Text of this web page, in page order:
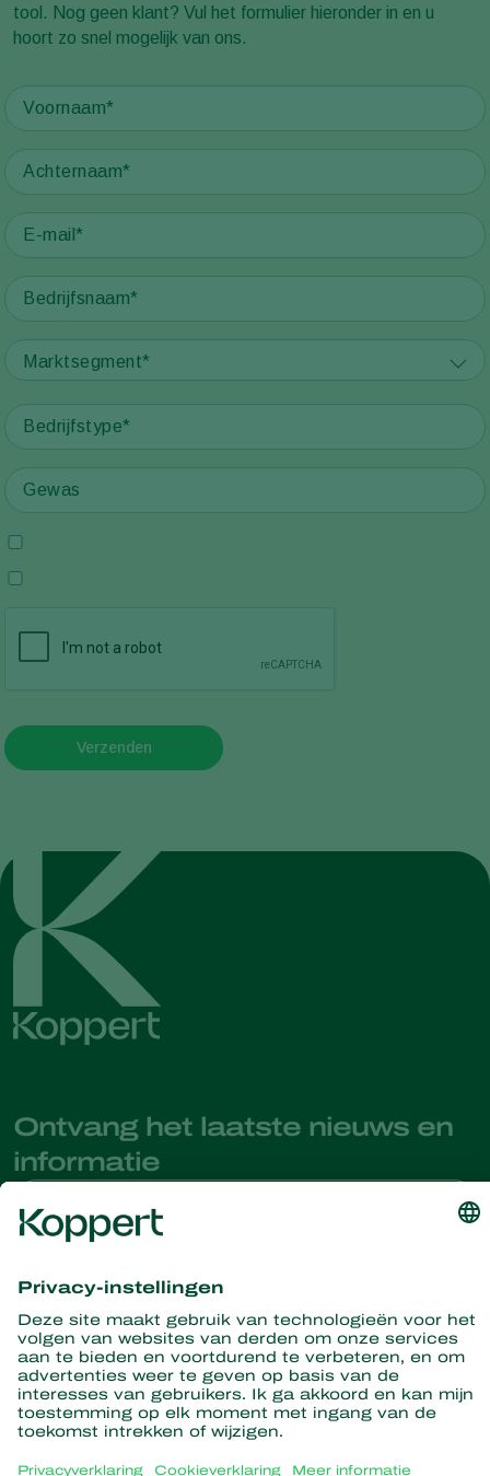
tool. Nog geen klant? Vul het formulier hieronder in en u
hoort zo snel mogelijk van ons.
Marktsegment*
Verzenden
Ontvang het laatste nieuws en
informatie
Roofmijten
Roofinsecten
Sluipwespen
Nuttige nematoden
Nuttige micro-organismen
Over Koppert
Over Koppert
Nieuws en informatie
Populaire links
Ervaringen van klanten